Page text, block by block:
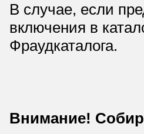
В случае, если
включения в
Фраудкаталога.
Внимание!